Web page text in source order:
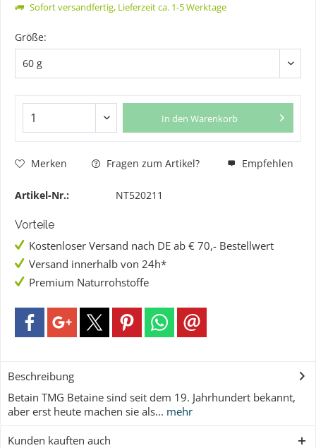
Sofort versandfertig, Lieferzeit ca. 1-5 Werktage
Größe:
In den Warenkorb
Merken Fragen zum Artikel? Empfehlen
Artikel-Nr.: NT520211
Vorteile
Kostenloser Versand nach DE ab € 70,- Bestellwert
Versand innerhalb von 24h*
Premium Naturrohstoffe
Beschreibung
Betain TMG Betaine sind seit dem 19. Jahrhundert bekannt,
aber erst heute machen sie als... mehr
Kunden kauften auch